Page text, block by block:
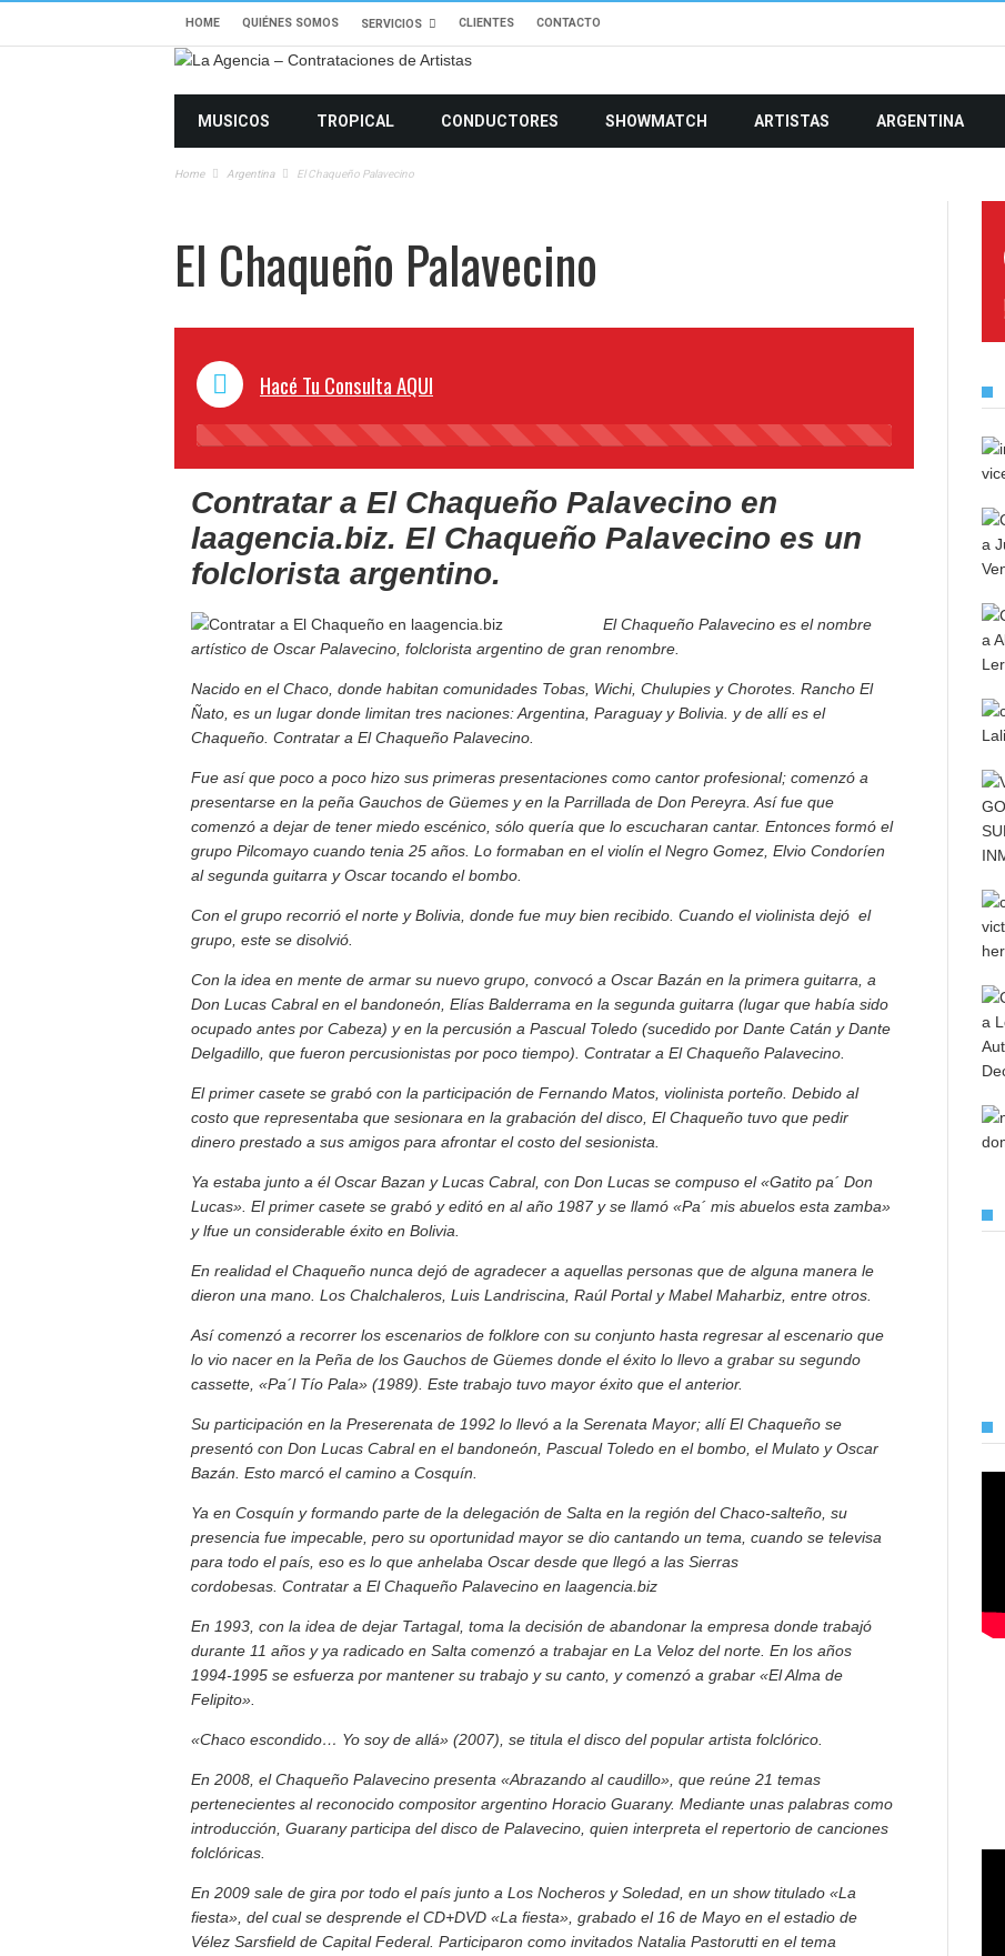
HOME QUIÉNES SOMOS SERVICIOS CLIENTES CONTACTO
MUSICOS TROPICAL CONDUCTORES SHOWMATCH ARTISTAS ARGENTINA
Home Argentina El Chaqueño Palavecino
El Chaqueño Palavecino
Hacé Tu Consulta AQUI
45%
Contratar a El Chaqueño Palavecino en
laagencia.biz. El Chaqueño Palavecino es un
folclorista argentino.
El Chaqueño Palavecino es el nombre
artístico de Oscar Palavecino, folclorista argentino de gran renombre.
Nacido en el Chaco, donde habitan comunidades Tobas, Wichi, Chulupies y Chorotes. Rancho El
Ñato, es un lugar donde limitan tres naciones: Argentina, Paraguay y Bolivia. y de allí es el
Chaqueño. Contratar a El Chaqueño Palavecino.
Fue así que poco a poco hizo sus primeras presentaciones como cantor profesional; comenzó a
presentarse en la peña Gauchos de Güemes y en la Parrillada de Don Pereyra. Así fue que
comenzó a dejar de tener miedo escénico, sólo quería que lo escucharan cantar. Entonces formó el
grupo Pilcomayo cuando tenia 25 años. Lo formaban en el violín el Negro Gomez, Elvio Condoríen
al segunda guitarra y Oscar tocando el bombo.
Con el grupo recorrió el norte y Bolivia, donde fue muy bien recibido. Cuando el violinista dejó el
grupo, este se disolvió.
Con la idea en mente de armar su nuevo grupo, convocó a Oscar Bazán en la primera guitarra, a
Don Lucas Cabral en el bandoneón, Elías Balderrama en la segunda guitarra (lugar que había sido
ocupado antes por Cabeza) y en la percusión a Pascual Toledo (sucedido por Dante Catán y Dante
Delgadillo, que fueron percusionistas por poco tiempo). Contratar a El Chaqueño Palavecino.
El primer casete se grabó con la participación de Fernando Matos, violinista porteño. Debido al
costo que representaba que sesionara en la grabación del disco, El Chaqueño tuvo que pedir
dinero prestado a sus amigos para afrontar el costo del sesionista.
Ya estaba junto a él Oscar Bazan y Lucas Cabral, con Don Lucas se compuso el «Gatito pa´ Don
Lucas». El primer casete se grabó y editó en al año 1987 y se llamó «Pa´ mis abuelos esta zamba»
y lfue un considerable éxito en Bolivia.
En realidad el Chaqueño nunca dejó de agradecer a aquellas personas que de alguna manera le
dieron una mano. Los Chalchaleros, Luis Landriscina, Raúl Portal y Mabel Maharbiz, entre otros.
Así comenzó a recorrer los escenarios de folklore con su conjunto hasta regresar al escenario que
lo vio nacer en la Peña de los Gauchos de Güemes donde el éxito lo llevo a grabar su segundo
cassette, «Pa´l Tío Pala» (1989). Este trabajo tuvo mayor éxito que el anterior.
Su participación en la Preserenata de 1992 lo llevó a la Serenata Mayor; allí El Chaqueño se
presentó con Don Lucas Cabral en el bandoneón, Pascual Toledo en el bombo, el Mulato y Oscar
Bazán. Esto marcó el camino a Cosquín.
Ya en Cosquín y formando parte de la delegación de Salta en la región del Chaco-salteño, su
presencia fue impecable, pero su oportunidad mayor se dio cantando un tema, cuando se televisa
para todo el país, eso es lo que anhelaba Oscar desde que llegó a las Sierras
cordobesas. Contratar a El Chaqueño Palavecino en laagencia.biz
En 1993, con la idea de dejar Tartagal, toma la decisión de abandonar la empresa donde trabajó
durante 11 años y ya radicado en Salta comenzó a trabajar en La Veloz del norte. En los años
1994-1995 se esfuerza por mantener su trabajo y su canto, y comenzó a grabar «El Alma de
Felipito».
«Chaco escondido… Yo soy de allá» (2007), se titula el disco del popular artista folclórico.
En 2008, el Chaqueño Palavecino presenta «Abrazando al caudillo», que reúne 21 temas
pertenecientes al reconocido compositor argentino Horacio Guarany. Mediante unas palabras como
introducción, Guarany participa del disco de Palavecino, quien interpreta el repertorio de canciones
folclóricas.
En 2009 sale de gira por todo el país junto a Los Nocheros y Soledad, en un show titulado «La
fiesta», del cual se desprende el CD+DVD «La fiesta», grabado el 16 de Mayo en el estadio de
Vélez Sarsfield de Capital Federal. Participaron como invitados Natalia Pastorutti en el tema